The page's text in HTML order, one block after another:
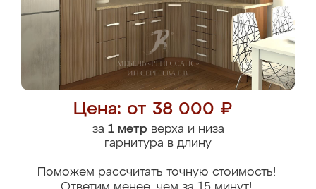
Цена: от 38 000 ₽
за 1 метрверха и низа
гарнитура в длину
Поможем рассчитать точную стоимость!